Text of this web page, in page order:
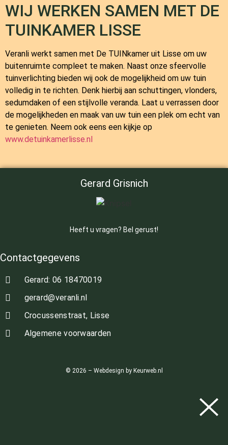
WIJ WERKEN SAMEN MET DE
TUINKAMER LISSE
Veranli werkt samen met De TUINkamer uit Lisse om uw
buitenruimte compleet te maken. Naast onze sfeervolle
tuinverlichting bieden wij ook de mogelijkheid om uw tuin
volledig in te richten. Denk hierbij aan schuttingen, vlonders,
sedumdaken of een stijlvolle veranda. Laat u verrassen door
de mogelijkheden en maak van uw tuin een plek om echt van
te genieten. Neem ook eens een kijkje op
www.detuinkamerlisse.nl
Gerard Grisnich
Heeft u vragen? Bel gerust!
Contactgegevens
Gerard: 06 18470019
gerard@veranli.nl
Crocussenstraat, Lisse
Algemene voorwaarden
© 2026 – Webdesign by Keurweb.nl